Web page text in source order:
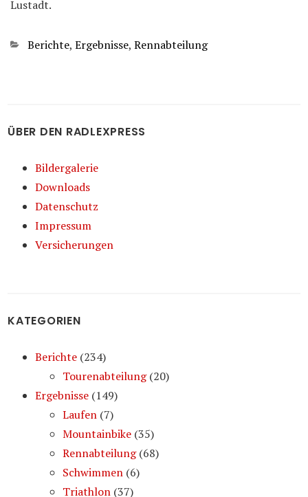
Lustadt.
Kategorien
Berichte, Ergebnisse, Rennabteilung
ÜBER DEN RADLEXPRESS
Bildergalerie
Downloads
Datenschutz
Impressum
Versicherungen
KATEGORIEN
Berichte (234)
Tourenabteilung(20)
Ergebnisse (149)
Laufen (7)
Mountainbike (35)
Rennabteilung(68)
Schwimmen (6)
Triathlon (37)